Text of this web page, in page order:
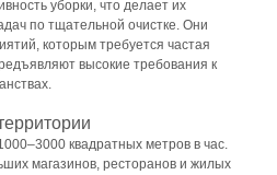
уборки, что делает их
по тщательной очистке. Они
которым требуется частая
высокие требования к
квадратных метров в час.
магазинов, ресторанов и жилых